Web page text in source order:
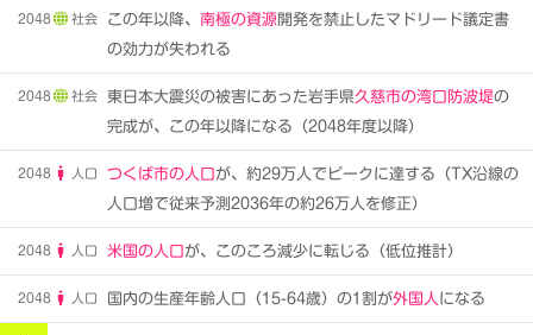
2048 社会 この年以降、 南極の資源開発を禁止したマドリード議定書
の効力が失われる
2048 社会 東日本大震災の被害にあった岩手県久慈市の湾口防波堤の
完成が、この年以降になる（2048年度以降）
2048 人口 つくば市の人口が、約29万人でピークに達する（TX沿線の
人口増で従来予測2036年の約26万人を修正）
2048 人口 米国の人口が、このころ減少に転じる（低位推計）
2048 人口 国内の生産年齢人口（15-64歳）の1割が外国人 になる